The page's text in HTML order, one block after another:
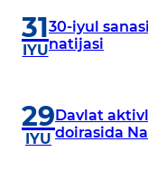
31
IYU
30-iyul
natijasi
29
IYU
Davlat
doirasida